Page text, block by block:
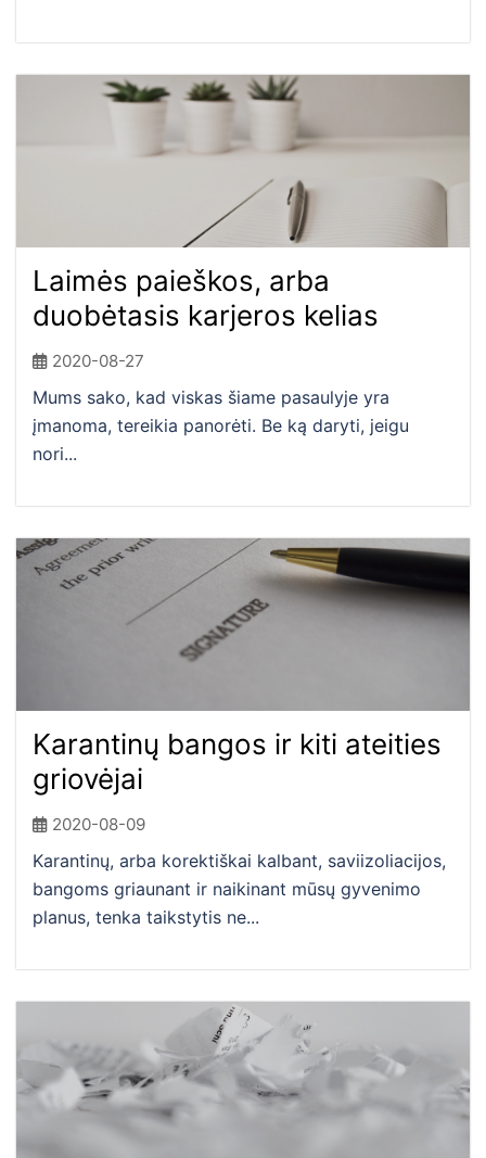
Laimės paieškos, arba
duobėtasis karjeros kelias
2020-08-27
Mums sako, kad viskas šiame pasaulyje yra
įmanoma, tereikia panorėti. Be ką daryti, jeigu
nori...
Karantinų bangos ir kiti ateities
griovėjai
2020-08-09
Karantinų, arba korektiškai kalbant, saviizoliacijos,
bangoms griaunant ir naikinant mūsų gyvenimo
planus, tenka taikstytis ne...